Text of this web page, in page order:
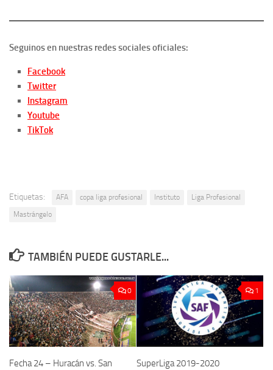
Seguinos en nuestras redes sociales oficiales:
Facebook
Twitter
Instagram
Youtube
TikTok
Etiquetas: AFA copa liga profesional Instituto
Liga Profesional
Mastrángelo
TAMBIÉN PUEDE GUSTARLE...
0
Fecha 24 – Huracán vs. San
1
SuperLiga 2019-2020